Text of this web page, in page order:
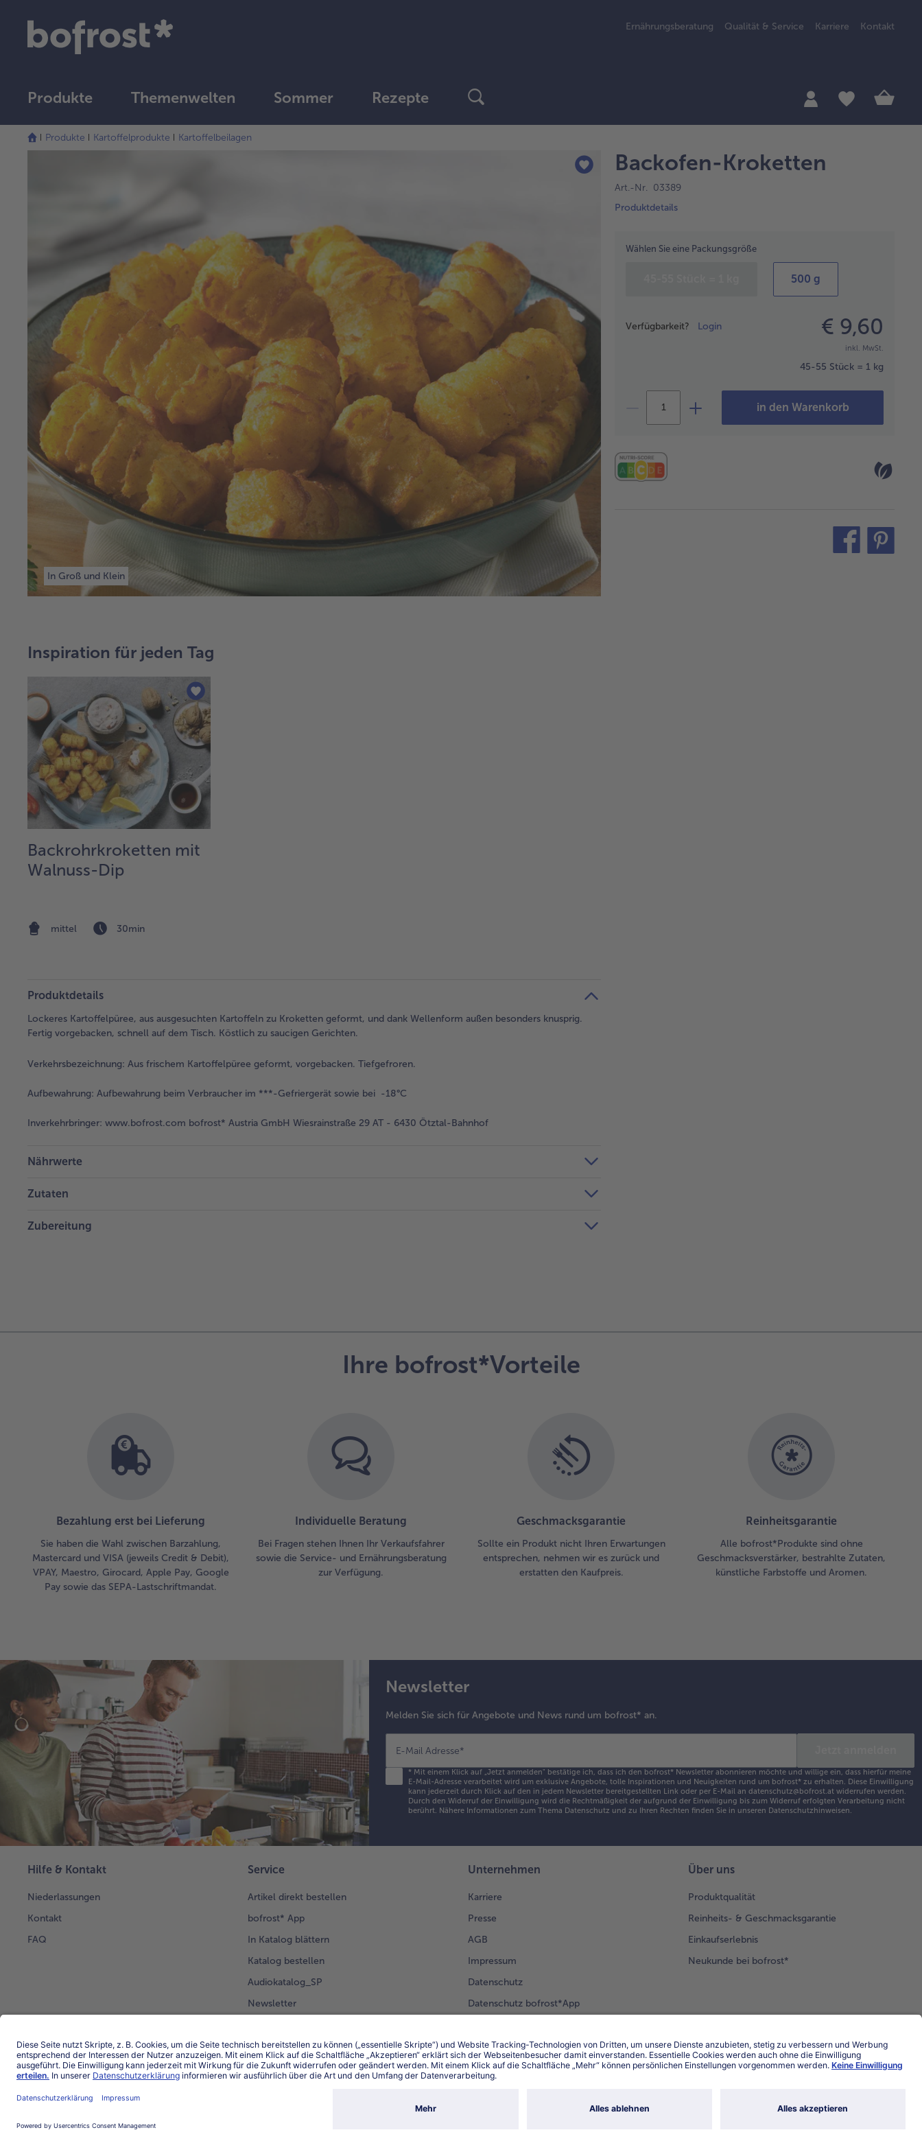
Ernährungsberatung Qualität & Service Karriere Kontakt
Produkte Themenwelten Sommer Rezepte
Produkte Kartoffelprodukte Kartoffelbeilagen
Backofen-Kroketten
Art.-Nr. 03389
Produktdetails
Wählen Sie eine Packungsgröße
500 g
Verfügbarkeit? Login € 9,60
inkl. MwSt.
45-55 Stück = 1 kg
in den Warenkorb
teilen
In Groß und Klein
Inspiration für jeden Tag
Backrohrkroketten mit
Walnuss-Dip
mittel 30min
Produktdetails
Lockeres Kartoffelpüree, aus ausgesuchten Kartoffeln zu Kroketten geformt, und dank Wellenform außen besonders knusprig.
Fertig vorgebacken, schnell auf dem Tisch. Köstlich zu saucigen Gerichten.
Verkehrsbezeichnung: Aus frischem Kartoffelpüree geformt, vorgebacken. Tiefgefroren.
Aufbewahrung: Aufbewahrung beim Verbraucher im ***-Gefriergerät sowie bei -18°C
Inverkehrbringer: www.bofrost.com bofrost* Austria GmbH Wiesrainstraße 29 AT - 6430 Ötztal-Bahnhof
Nährwerte
Zutaten
Zubereitung
Ihre bofrost*Vorteile
Bezahlung erst bei Lieferung
Sie haben die Wahl zwischen Barzahlung,
Mastercard und VISA (jeweils Credit & Debit),
VPAY, Maestro, Girocard, Apple Pay, Google
Pay sowie das SEPA-Lastschriftmandat.
Individuelle Beratung
Bei Fragen stehen Ihnen Ihr Verkaufsfahrer
sowie die Service- und Ernährungsberatung
zur Verfügung.
Geschmacksgarantie
Sollte ein Produkt nicht Ihren Erwartungen
entsprechen, nehmen wir es zurück und
erstatten den Kaufpreis.
Reinheitsgarantie
Alle bofrost*Produkte sind ohne
Geschmacksverstärker, bestrahlte Zutaten,
künstliche Farbstoffe und Aromen.
Newsletter
Melden Sie sich für Angebote und News rund um bofrost* an.
E-Mail Adresse*
*Mit einem Klick auf „Jetzt anmelden" bestätige ich, dass ich den bofrost* Newsletter abonnieren möchte und willige ein, dass hierfür meine
E-Mail-Adresse verarbeitet wird um exklusive Angebote, tolle Inspirationen und Neuigkeiten rund um bofrost* zu erhalten. Diese Einwilligung
kann jederzeit durch Klick auf den in jedem Newsletter bereitgestellten Link oder per E-Mail an datenschutz@bofrost.at widerrufen werden.
Durch den Widerruf der Einwilligung wird die Rechtmäßigkeit der aufgrund der Einwilligung bis zum Widerruf erfolgten Verarbeitung nicht
berührt. Nähere Informationen zum Thema Datenschutz und zu Ihren Rechten finden Sie in unseren Datenschutzhinweisen.
Hilfe & Kontakt
Niederlassungen
Kontakt
FAQ
Service
Artikel direkt bestellen
bofrost* App
In Katalog blättern
Katalog bestellen
Audiokatalog_SP
Newsletter
Unternehmen
Karriere
Presse
AGB
Impressum
Datenschutz
Datenschutz bofrost*App
Über uns
Produktqualität
Reinheits- & Geschmacksgarantie
Einkaufserlebnis
Neukunde bei bofrost*